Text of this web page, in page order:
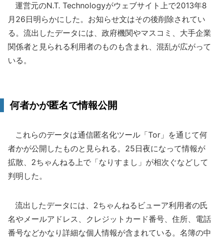
運営元のN.T. Technologyがウェブサイト上で2013年8
月26日明らかにした。お知らせ文はその後削除されてい
る。流出したデータには、政府機関やマスコミ、大手企業
関係者と見られる利用者のものも含まれ、混乱が広がって
いる。
何者かが匿名で情報公開
これらのデータは通信匿名化ツール「Tor」を通じて何
者かが公開したものと見られる。25日夜になって情報が
拡散、2ちゃんねる上で「なりすまし」が相次ぐなどして
判明した。
流出したデータには、2ちゃんねるビューア利用者の氏
名やメールアドレス、クレジットカード番号、住所、電話
番号などかなり詳細な個人情報が含まれている。名簿の中